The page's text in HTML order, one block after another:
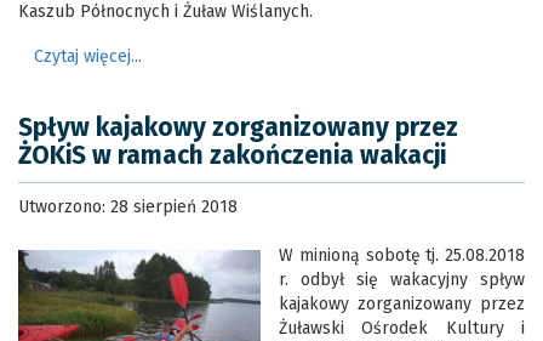
Kaszub Północnych i Żuław Wiślanych.
Czytaj więcej...
Spływ kajakowy zorganizowany przez
ŻOKiS w ramach zakończenia wakacji
Utworzono: 28 sierpień 2018
W minioną sobotę tj. 25.08.2018
r. odbył się wakacyjny spływ
kajakowy zorganizowany przez
Żuławski Ośrodek Kultury i